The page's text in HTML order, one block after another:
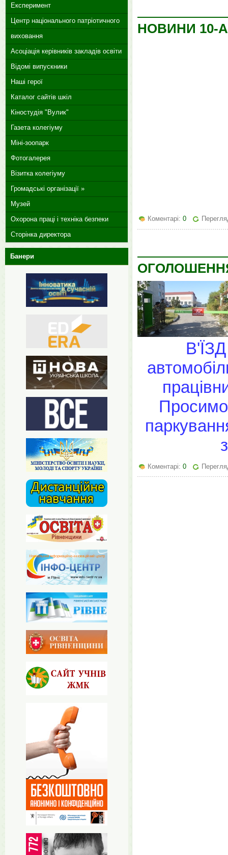
НОВИНИ 10-
Коментарі: 0
Просимо
Коментарі: 0
Експеримент
Центр національного патріотичного
виховання
Асоціація керівників закладів освіти
Відомі випускники
Наші герої
Каталог сайтів шкіл
Кіностудія "Вулик"
Газета колегіуму
Міні-зоопарк
Фотогалерея
Візитка колегіуму
Громадські організації »
Музей
Охорона праці і техніка безпеки
Сторінка директора
Банери